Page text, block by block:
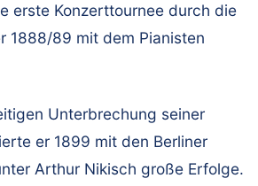
erste Konzerttournee durch die
1888/89 mit dem Pianisten
Unterbrechung seiner
er 1899 mit den Berliner
Arthur Nikisch große Erfolge.